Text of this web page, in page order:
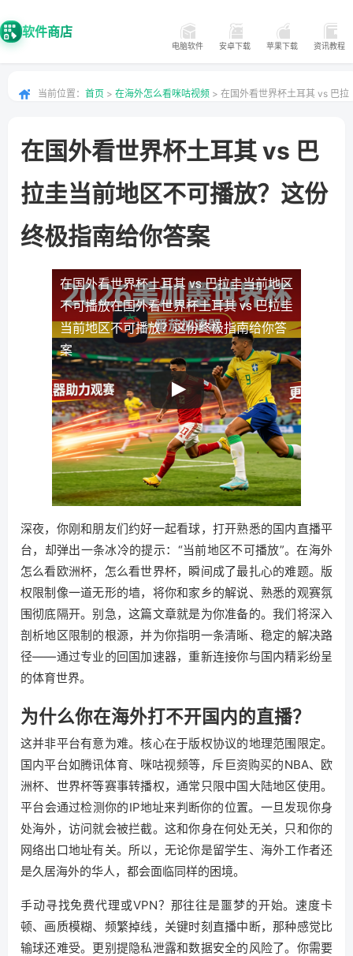
软件商店
电脑软件 安卓下载 苹果下载 资讯教程
当前位置： 首页 > 在海外怎么看咪咕视频 > 在国外看世界杯土耳其 vs 巴拉
在国外看世界杯土耳其 vs 巴
拉圭当前地区不可播放？这份
终极指南给你答案
在国外看世界杯土耳其 vs 巴拉圭当前地区
不可播放在国外看世界杯土耳其 vs 巴拉圭
当前地区不可播放？这份终极指南给你答
案
深夜，你刚和朋友们约好一起看球，打开熟悉的国内直播平
台，却弹出一条冰冷的提示：“当前地区不可播放”。在海外
怎么看欧洲杯，怎么看世界杯，瞬间成了最扎心的难题。版
权限制像一道无形的墙，将你和家乡的解说、熟悉的观赛氛
围彻底隔开。别急，这篇文章就是为你准备的。我们将深入
剖析地区限制的根源，并为你指明一条清晰、稳定的解决路
径——通过专业的回国加速器，重新连接你与国内精彩纷呈
的体育世界。
为什么你在海外打不开国内的直播？
这并非平台有意为难。核心在于版权协议的地理范围限定。
国内平台如腾讯体育、咪咕视频等，斥巨资购买的NBA、欧
洲杯、世界杯等赛事转播权，通常只限中国大陆地区使用。
平台会通过检测你的IP地址来判断你的位置。一旦发现你身
处海外，访问就会被拦截。这和你身在何处无关，只和你的
网络出口地址有关。所以，无论你是留学生、海外工作者还
是久居海外的华人，都会面临同样的困境。
手动寻找免费代理或VPN？那往往是噩梦的开始。速度卡
顿、画质模糊、频繁掉线，关键时刻直播中断，那种感觉比
输球还难受。更别提隐私泄露和数据安全的风险了。你需要